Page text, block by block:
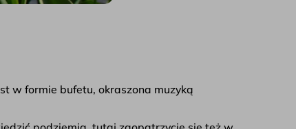
w formie bufetu, okraszona muzyką